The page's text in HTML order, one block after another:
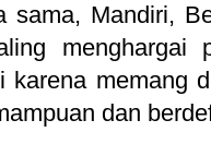
sama, Mandiri,
menghargai
karena memang
dan